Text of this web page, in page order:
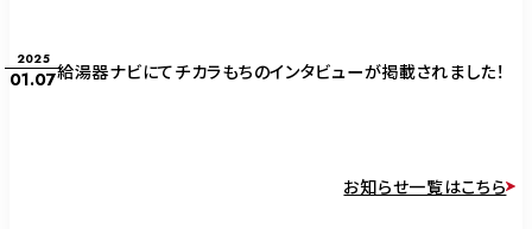
2025
01.07給湯器ナビにてチカラもちのインタビューが掲載されました！
お知らせ一覧はこちら